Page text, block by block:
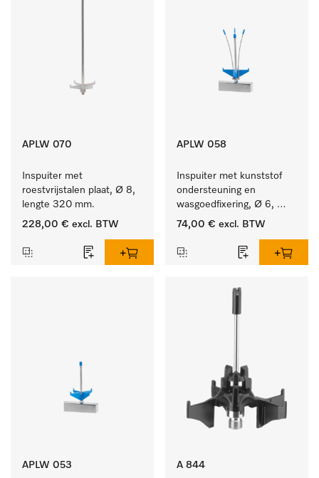
APLW 070
Inspuiter met
roestvrijstalen plaat, Ø 8,
lengte 320 mm.
228,00 € excl. BTW
APLW 058
Inspuiter met kunststof
ondersteuning en
wasgoedfixering, Ø 6,
lengte 135 mm.
74,00 € excl. BTW
APLW 053 A 844